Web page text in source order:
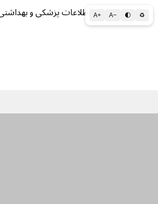
A+ A− 🌓 ♻ اطلاعات پزشکی و